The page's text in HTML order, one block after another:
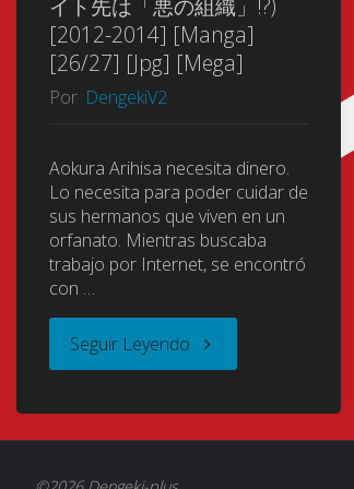
イト先は「悪の組織」!?)
[2012-2014] [Manga]
[26/27] [Jpg] [Mega]
Por DengekiV2
Aokura Arihisa necesita dinero.
Lo necesita para poder cuidar de
sus hermanos que viven en un
orfanato. Mientras buscaba
trabajo por Internet, se encontró
con …
Seguir Leyendo "Baito
wa